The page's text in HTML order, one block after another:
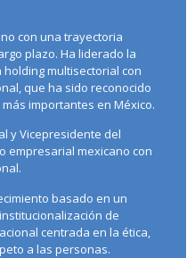
con una trayectoria
plazo. Ha liderado la
holding multisectorial con
que ha sido reconocido
importantes en México.
y Vicepresidente del
empresarial mexicano con
basado en un
de
centrada en la ética,
a las personas.